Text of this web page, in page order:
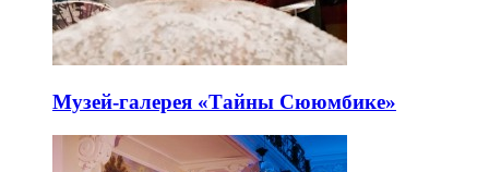
Музей-галерея «Тайны Сююмбике»